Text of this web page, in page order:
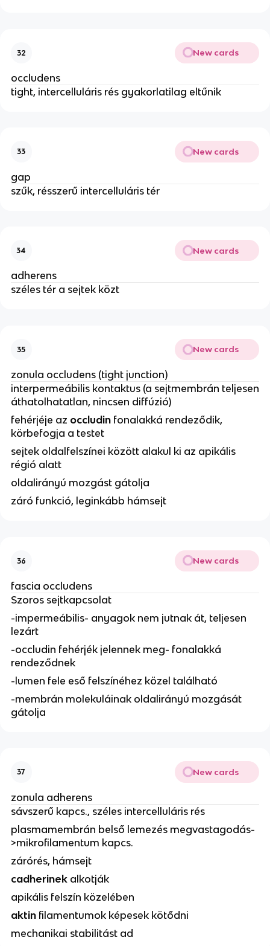
32 New cards
occludens
tight, intercelluláris rés gyakorlatilag eltűnik
33 New cards
gap
szűk, résszerű intercelluláris tér
34 New cards
adherens
széles tér a sejtek közt
35 New cards
zonula occludens (tight junction)
interpermeábilis kontaktus (a sejtmembrán teljesen
áthatolhatatlan, nincsen diffúzió)
fehérjéje az occludin fonalakká rendeződik,
körbefogja a testet
sejtek oldalfelszínei között alakul ki az apikális
régió alatt
oldalirányú mozgást gátolja
záró funkció, leginkább hámsejt
36 New cards
fascia occludens
Szoros sejtkapcsolat
-impermeábilis- anyagok nem jutnak át, teljesen
lezárt
-occludin fehérjék jelennek meg- fonalakká
rendeződnek
-lumen fele eső felszínéhez közel található
-membrán molekuláinak oldalirányú mozgását
gátolja
37 New cards
zonula adherens
sávszerű kapcs., széles intercelluláris rés
plasmamembrán belső lemezés megvastagodás-
>mikrofilamentum kapcs.
zárórés, hámsejt
cadherinek alkotják
apikális felszín közelében
aktinfilamentumok képesek kötődni
mechanikai stabilitást ad